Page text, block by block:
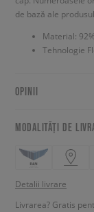
de bază ale
Material:
Tehnologie
OPINII
MODALITĂȚI DE
Detalii livrare
Livrarea? Gratis